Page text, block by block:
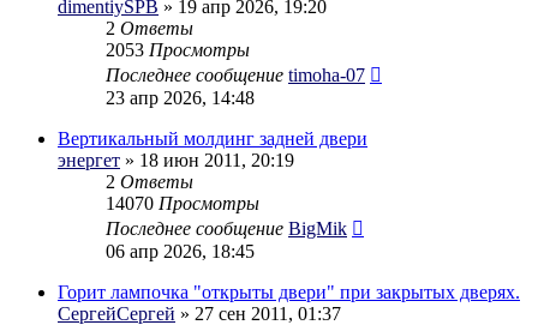
dimentiySPB » 19 апр 2026, 19:20
2 Ответы
2053 Просмотры
Последнее сообщение timoha-07
23 апр 2026, 14:48
Вертикальный молдинг задней двери
энергет » 18 июн 2011, 20:19
2 Ответы
14070 Просмотры
Последнее сообщение BigMik
06 апр 2026, 18:45
Горит лампочка "открыты двери" при закрытых дверях.
СергейСергей » 27 сен 2011, 01:37